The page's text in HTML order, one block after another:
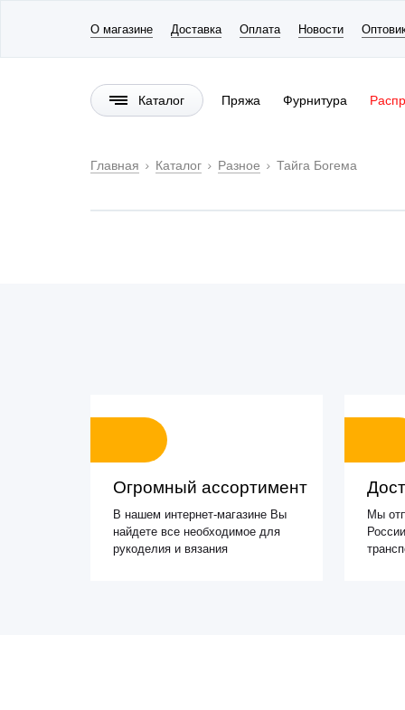
О магазине Доставка Оплата Новости
Каталог Пряжа Фурнитура
Главная Каталог Разное Тайга Богема
Огромный ассортимент
В нашем интернет-магазине Вы
найдете все необходимое для
рукоделия и вязания
Мы